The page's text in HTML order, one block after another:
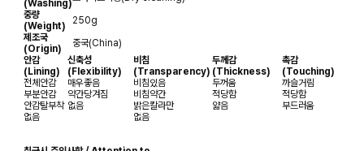
(Washing)
중량
(Weight)
250g
제조국
(Origin)
중국(China)
안감
(Lining)
신축성
(Flexibility)
비침
(Transparency)
두께감
(Thickness)
촉감
(Touching)
전체안감
매우좋음 비침있음 두꺼움
까슬거림
부분안감
약간당겨짐 비침약간 적당함
적당함
안감탈부착 없음 밝은칼라만 얇음
부드러움
없음
없음